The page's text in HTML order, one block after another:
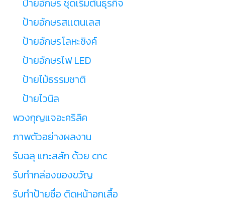
ป้ายอักษรสเเตนเลส
ป้ายอักษรโลหะซิงค์
ป้ายอักษรไฟ LED
ป้ายไม้ธรรมชาติ
ป้ายไวนิล
พวงกุญแจอะคริลิค
ภาพตัวอย่างผลงาน
รับฉลุ แกะสลัก ด้วย cnc
รับทำกล่องของขวัญ
รับทำป้ายชื่อ ติดหน้าอกเสื้อ